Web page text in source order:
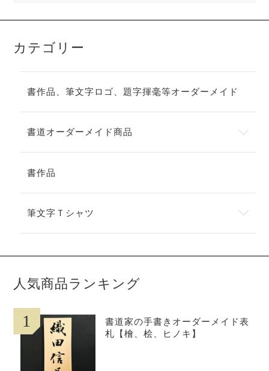
カテゴリー
書作品、筆文字ロゴ、題字揮毫等オーダーメイド
書道オーダーメイド商品
書作品
筆文字Ｔシャツ
人気商品ランキング
1
書道家の手書きオーダーメイド表
札【檜、桧、ヒノキ】